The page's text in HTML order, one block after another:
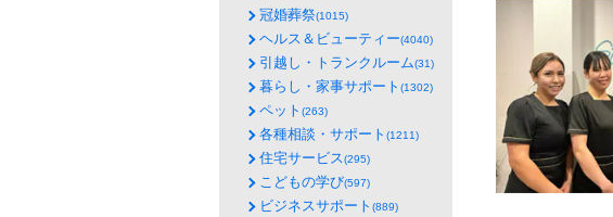
冠婚葬祭(1015)
ヘルス＆ビューティー(4040)
引越し・トランクルーム(31)
暮らし・家事サポート (1302)
ペット (263)
各種相談・サポート (1211)
住宅サービス(295)
こどもの学び(597)
ビジネスサポート (889)